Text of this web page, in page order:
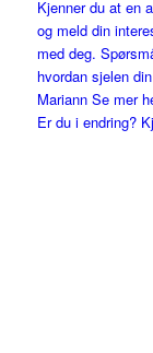
Er du i endring?